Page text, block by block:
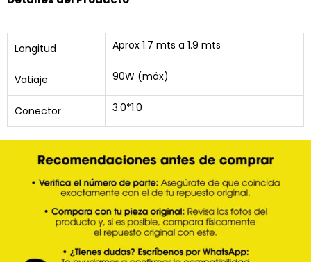
Longitud Aprox 1.7 mts a 1.9 mts
Vatiaje 90W (máx)
Conector 3.0*1.0